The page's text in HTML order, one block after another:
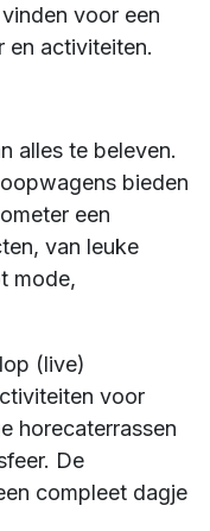
voor een
en activiteiten.
alles te beleven.
bieden
een
van leuke
mode,
(live)
voor
horecaterrassen
De
compleet dagje